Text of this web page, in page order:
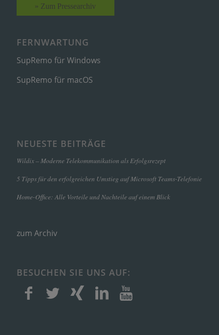
» Zum Pressearchiv
FERNWARTUNG
SupRemo für Windows
SupRemo für macOS
NEUESTE BEITRÄGE
Wildix – Moderne Telekommunikation als Erfolgsrezept
5 Tipps für den erfolgreichen Umstieg auf Microsoft Teams-Telefonie
Home-Office: Alle Vorteile und Nachteile auf einem Blick
zum Archiv
BESUCHEN SIE UNS AUF: